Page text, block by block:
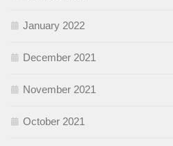
January 2022
December 2021
November 2021
October 2021